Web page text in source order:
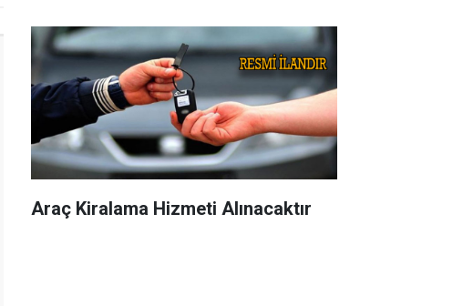
Araç Kiralama Hizmeti Alınacaktır